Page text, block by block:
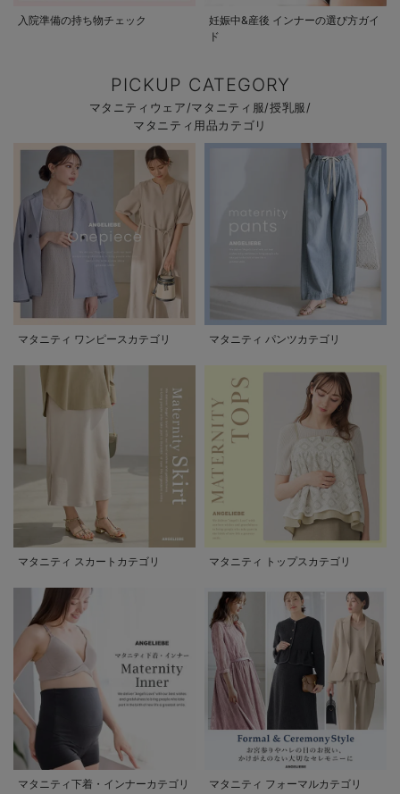
入院準備の持ち物チェック
妊娠中&産後 インナーの選び方ガイ
ド
PICKUP CATEGORY
マタニティウェア/マタニティ服/授乳服/
マタニティ用品カテゴリ
マタニティ ワンピースカテゴリ マタニティ パンツカテゴリ
マタニティ スカートカテゴリ マタニティ トップスカテゴリ
マタニティ下着・インナーカテゴリ マタニティ フォーマルカテゴリ